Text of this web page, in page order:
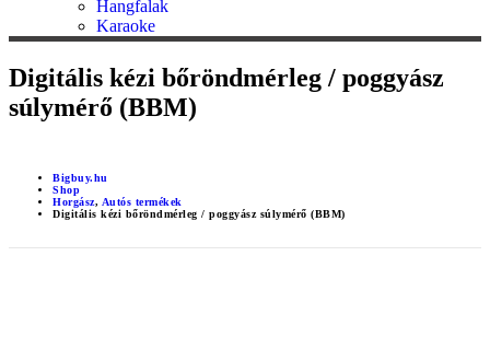
Hangfalak
Karaoke
Digitális kézi bőröndmérleg / poggyász
súlymérő (BBM)
Bigbuy.hu
Shop
Horgász, Autós termékek
Digitális kézi bőröndmérleg / poggyász súlymérő (BBM)